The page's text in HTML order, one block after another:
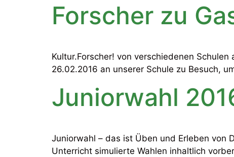
Forscher zu
Kultur.Forscher! von verschiedenen
26.02.2016 an unserer Schule zu Besuch,
Juniorwahl
Juniorwahl – das ist Üben und Erleben von
Unterricht simulierte Wahlen inhaltlich